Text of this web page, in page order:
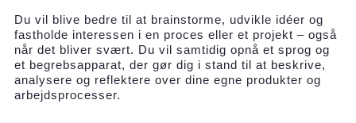
Du vil blive bedre til at brainstorme, udvikle idéer og
fastholde interessen i en proces eller et projekt – også
når det bliver svært. Du vil samtidig opnå et sprog og
et begrebsapparat, der gør dig i stand til at beskrive,
analysere og reflektere over dine egne produkter og
arbejdsprocesser.